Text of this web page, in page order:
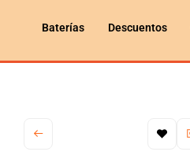
Baterías Descuentos